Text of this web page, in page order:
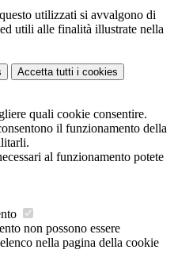
utilizzati si avvalgono di
utili alle finalità illustrate nella
Accetta tutti i cookies
quali cookie consentire.
il funzionamento della
al funzionamento potete
non possono essere
nella pagina della cookie